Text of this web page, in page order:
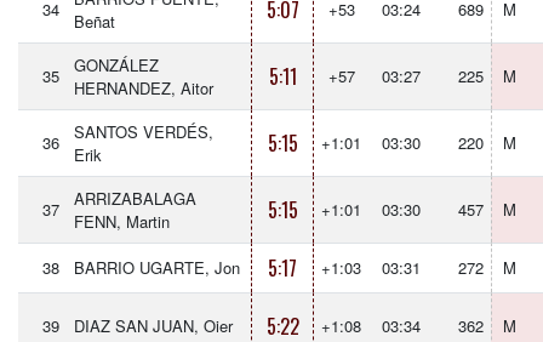
34
Beñat
5:07 +53 03:24 689 M
35
GONZÁLEZ
HERNANDEZ, Aitor
5:11 +57 03:27 225 M
36
SANTOS VERDÉS,
Erik
5:15 +1:01 03:30 220 M
37
ARRIZABALAGA
FENN, Martin
5:15 +1:01 03:30 457 M
38 BARRIO UGARTE, Jon 5:17 +1:03 03:31 272 M
39 DIAZ SAN JUAN, Oier 5:22 +1:08 03:34 362 M